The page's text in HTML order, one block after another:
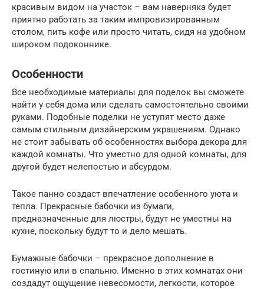
красивым видом на участок – вам наверняка будет
приятно работать за таким импровизированным
столом, пить кофе или просто читать, сидя на удобном
широком подоконнике.
Особенности
Все необходимые материалы для поделок вы сможете
найти у себя дома или сделать самостоятельно своими
руками. Подобные поделки не уступят место даже
самым стильным дизайнерским украшениям. Однако
не стоит забывать об особенностях выбора декора для
каждой комнаты. Что уместно для одной комнаты, для
другой будет нелепостью и абсурдом.
Такое панно создаст впечатление особенного уюта и
тепла. Прекрасные бабочки из бумаги,
предназначенные для люстры, будут не уместны на
кухне, поскольку будут то и дело мешать.
Бумажные бабочки – прекрасное дополнение в
гостиную или в спальню. Именно в этих комнатах они
создадут ощущение невесомости, легкости, которое